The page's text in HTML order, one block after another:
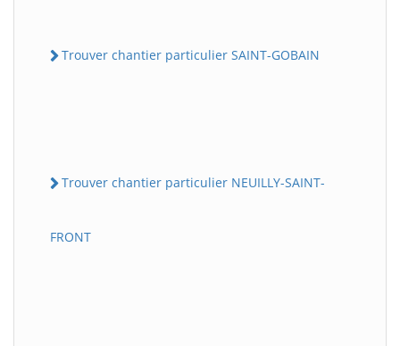
Trouver chantier particulier SAINT-GOBAIN
Trouver chantier particulier NEUILLY-SAINT-
FRONT